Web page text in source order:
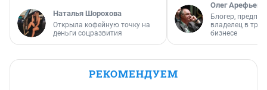
Наталья Шорохова
Открыла кофейную точку на
деньги соцразвития
Олег Арефьев
Блогер,
владелец в
бизнесе
РЕКОМЕНДУЕМ